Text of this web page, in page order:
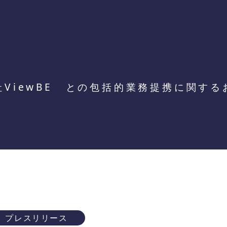
ViewBE との包括的業務提携に関する
プレスリリース